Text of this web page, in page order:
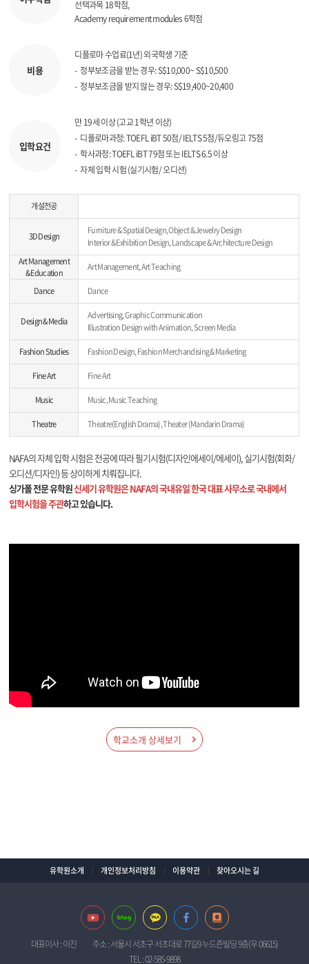
선택과목 18학점,
Academy requirement modules 6학점
비용
디플로마 수업료(1년) 외국학생 기준
정부보조금을 받는 경우: S$10,000~ S$10,500
정부보조금을 받지 않는 경우: S$19,400~20,400
입학요건
만 19세 이상 (고교 1학년 이상)
디플로마과정: TOEFL iBT 50점/ IELTS 5점/듀오링고 75점
학사과정: TOEFL iBT 79점 또는 IELTS 6.5 이상
자체 입학 시험 (실기시험/ 오디션)
개설전공
3D Design
Furniture & Spatial Design, Object & Jewelry Design
Interior & Exhibition Design, Landscape & Architecture Design
Art Management
& Education
Art Management, Art Teaching
Dance Dance
Design & Media
Advertising, Graphic Communication
Illustration Design with Animation, Screen Media
Fashion Studies Fashion Design, Fashion Merchandising & Marketing
Fine Art Fine Art
Music Music, Music Teaching
Theatre Theatre(English Drama), Theater (Mandarin Drama)
NAFA의 자체 입학 시험은 전공에 따라 필기시험(디자인에세이/에세이), 실기시험(회화/
오디션/디자인) 등 상이하게 치뤄집니다.
싱가폴 전문 유학원신세기 유학원은 NAFA의 국내유일 한국 대표 사무소로 국내에서
입학시험을 주관하고 있습니다.
학교소개 상세보기
유학원소개 개인정보처리방침 이용약관 찾아오시는 길
대표이사 : 이진
주소 : 서울시 서초구 서초대로 77길9 누드죤빌딩 9층(우 06615)
TEL : 02-585-9898